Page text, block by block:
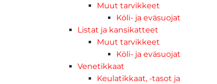
Muut tarvikkeet
Köli- ja eväsuojat
Listat ja kansikatteet
Muut tarvikkeet
Köli- ja eväsuojat
Venetikkaat
Keulatikkaat, -tasot ja